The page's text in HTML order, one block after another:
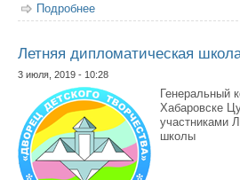
Подробнее
Космос»
Летняя дипломатическая
3 июля, 2019 - 10:28
Генеральный
Хабаровске
участниками
школы